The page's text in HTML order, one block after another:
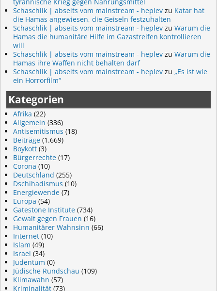
Schaschlik | abseits vom mainstream - heplev zu Katar hat
die Hamas angewiesen, die Geiseln festzuhalten
Schaschlik | abseits vom mainstream - heplev zu Warum die
Hamas die humanitäre Hilfe im Gazastreifen kontrollieren
will
Schaschlik | abseits vom mainstream - heplev zu Warum die
Hamas ihre Waffen nicht behalten darf
Schaschlik | abseits vom mainstream - heplev zu „Es ist wie
ein Horrorfilm“
Kategorien
Afrika (22)
Allgemein (336)
Antisemitismus (18)
Beiträge (1.669)
Boykott (3)
Bürgerrechte (17)
Corona (10)
Deutschland (255)
Dschihadismus (10)
Energiewende (7)
Europa (54)
Gatestone Institute (734)
Gewalt gegen Frauen (16)
Humanitärer Wahnsinn (66)
Internet (10)
Islam (49)
Israel (34)
Judentum (0)
Jüdische Rundschau (109)
Klimawahn (57)
Kriminalität (73)